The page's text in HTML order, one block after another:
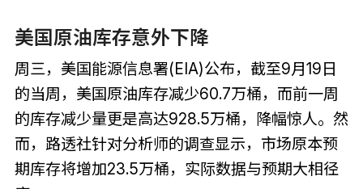
美国原油库存意外下降
周三，美国能源信息署(EIA)公布，截至9月19日
的当周，美国原油库存减少60.7万桶，而前一周
的库存减少量更是高达928.5万桶，降幅惊人。然
而，路透社针对分析师的调查显示，市场原本预
期库存将增加23.5万桶，实际数据与预期大相径